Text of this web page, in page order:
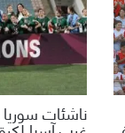
ناشئات